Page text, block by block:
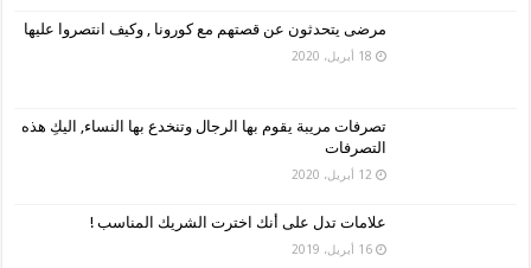
مرضى يتحدثون عن قصتهم مع كورونا , وكيف انتصروا عليها
18 أبريل، 2020
تصرفات مريبة يقوم بها الرجال وتنخدع بها النساء, اليكِ هذه
التصرفات
12 أبريل، 2020
علامات تدل على أنك اخترت الشريك المناسب !
16 أبريل، 2019